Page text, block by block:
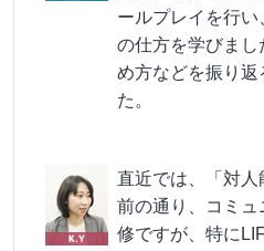
ールプレイを行
の仕方を学びま
め方などを振り返
た。
直近では、「対人
前の通り、コミ
修ですが、特に